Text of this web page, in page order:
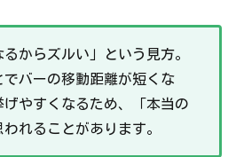
からズルい」という見方。
でバーの移動距離が短くな
げやすくなるため、「本当の
れることがあります。